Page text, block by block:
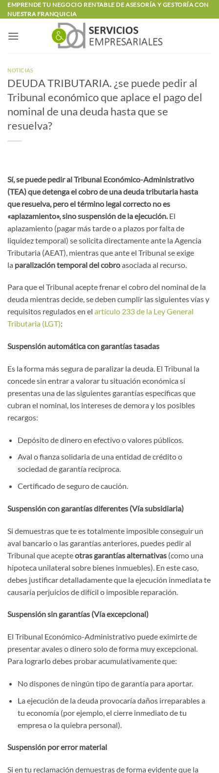
Saltar
al
EMPRENDE TU NEGOCIO RENTABLE DE ASESORÍA Y GESTORÍA CON
NUESTRA FRANQUICIA
NOTICIAS
DEUDA TRIBUTARIA. ¿se puede pedir al
Tribunal económico que aplace el pago del
nominal de una deuda hasta que se
resuelva?
Sí, se puede pedir al Tribunal Económico-Administrativo
(TEA) que detenga el cobro de una deuda tributaria hasta
que resuelva, pero el término legal correcto no es
«aplazamiento», sino suspensión de la ejecución. El
aplazamiento (pagar más tarde o a plazos por falta de
liquidez temporal) se solicita directamente ante la Agencia
Tributaria (AEAT), mientras que ante el Tribunal se exige
la paralización temporal del cobroasociada al recurso.
Para que el Tribunal acepte frenar el cobro del nominal de la
deuda mientras decide, se deben cumplir las siguientes vías y
requisitos regulados en el artículo 233 de la Ley General
Tributaria (LGT):
Suspensión automática con garantías tasadas
Es la forma más segura de paralizar la deuda. El Tribunal la
concede sin entrar a valorar tu situación económica si
presentas una de las siguientes garantías específicas que
cubran el nominal, los intereses de demora y los posibles
recargos:
Depósito de dinero en efectivo o valores públicos.
Aval o fianza solidaria de una entidad de crédito o
sociedad de garantía recíproca.
Certificado de seguro de caución.
Suspensión con garantías diferentes (Vía subsidiaria)
Si demuestras que te es totalmente imposible conseguir un
aval bancario o las garantías anteriores, puedes pedir al
Tribunal que acepteotras garantías alternativas (como una
hipoteca unilateral sobre bienes inmuebles). En este caso,
debes justificar detalladamente que la ejecución inmediata te
causaría perjuicios de difícil o imposible reparación.
Suspensión sin garantías (Vía excepcional)
El Tribunal Económico-Administrativo puede eximirte de
presentar avales o dinero solo de forma muy excepcional.
Para lograrlo debes probar acumulativamente que:
No dispones de ningún tipo de garantía para aportar.
La ejecución de la deuda provocaría daños irreparables a
tu economía (por ejemplo, el cierre inmediato de tu
empresa o la quiebra personal).
Suspensión por error material
Si en tu reclamación demuestras de forma evidente que la